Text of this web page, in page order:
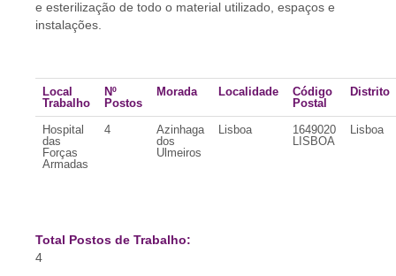
e esterilização de todo o material utilizado, espaços e
instalações.
Local
Trabalho
Nº
Postos
Morada Localidade
Código
Postal
Distrito
Hospital
das
Forças
Armadas
4
Azinhaga
dos
Ulmeiros
Lisboa
1649020
LISBOA
Lisboa
Total Postos de Trabalho:
4